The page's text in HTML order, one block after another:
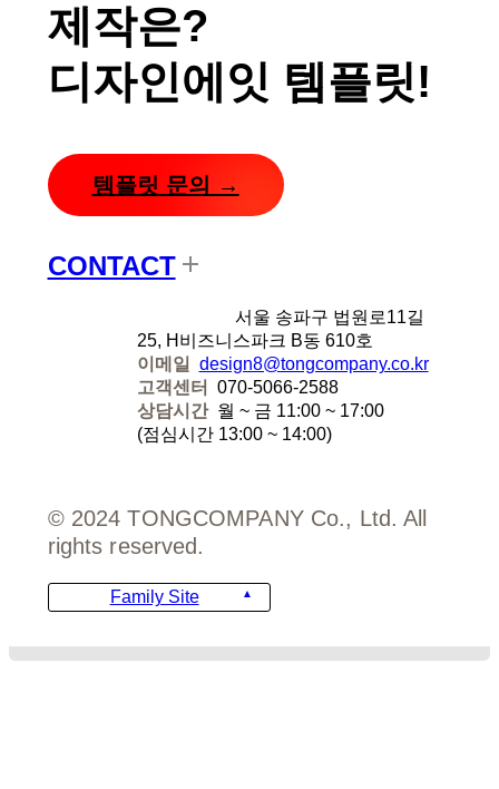
제작은?
디자인에잇 템플릿!
템플릿 문의 →
CONTACT
서울 송파구 법원로11길
25, H비즈니스파크 B동 610호
이메일
design8@tongcompany.co.kr
고객센터
070-5066-2588
상담시간 월 ~ 금 11:00 ~ 17:00
(점심시간 13:00 ~ 14:00)
© 2024 TONGCOMPANY Co., Ltd. All
rights reserved.
Family Site